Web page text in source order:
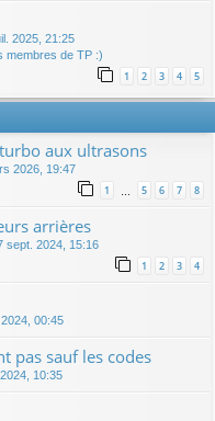
2025, 21:25
membres de TP :)
1 2 3 4 5
aux ultrasons
2026, 19:47
1 5 6 7 8
arrières
sept. 2024, 15:16
1 2 3 4
00:45
pas sauf les codes
10:35